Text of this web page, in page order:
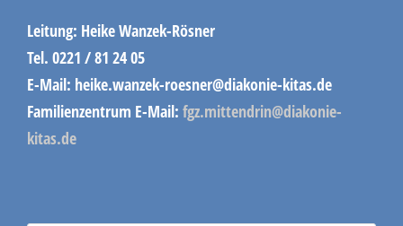
Leitung: Heike Wanzek-Rösner
Tel. 0221 / 81 24 05
E-Mail: heike.wanzek-roesner@diakonie-kitas.de
Familienzentrum E-Mail: fgz.mittendrin@diakonie-
kitas.de